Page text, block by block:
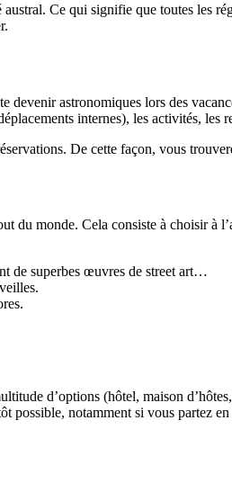
Ce qui signifie que toutes les
astronomiques lors des
internes), les activités, les
De cette façon, vous
du monde. Cela consiste à choisir à
de superbes œuvres de street art…
d’options (hôtel, maison
notamment si vous partez